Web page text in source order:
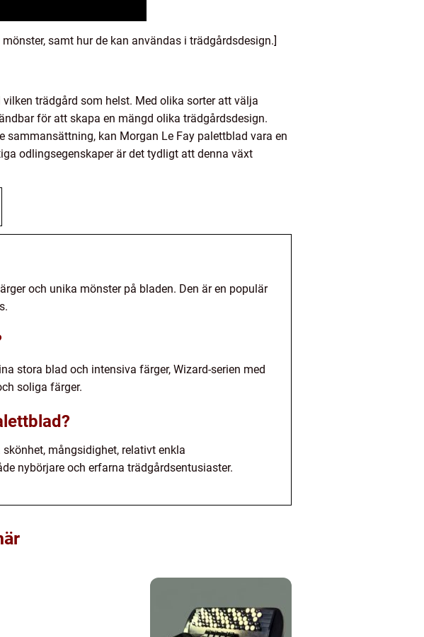
samt hur de kan användas i trädgårdsdesign.]
trädgård som helst. Med olika sorter att välja
för att skapa en mängd olika trädgårdsdesign.
sammansättning, kan Morgan Le Fay palettblad vara en
odlingsegenskaper är det tydligt att denna växt
och unika mönster på bladen. Den är en populär
stora blad och intensiva färger, Wizard-serien med
soliga färger.
mångsidighet, relativt enkla
nybörjare och erfarna trädgårdsentusiaster.